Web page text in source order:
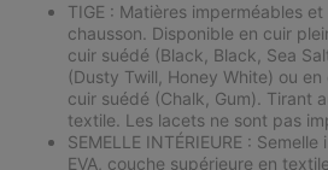
TIGE : Matières imperméables
chausson. Disponible en cuir
cuir suédé (Black, Black, Sea
(Dusty Twill, Honey White) ou
cuir suédé (Chalk, Gum). Tirant
textile. Les lacets ne sont pas
SEMELLE INTÉRIEURE :
EVA, couche supérieure en